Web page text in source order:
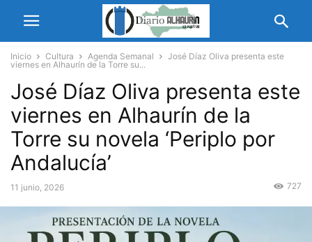
Inicio Cultura Agenda Semanal
José Díaz Oliva presenta este
viernes en Alhaurín de la Torre su...
José Díaz Oliva presenta este
viernes en Alhaurín de la
Torre su novela ‘Periplo por
Andalucía’
11 junio, 2026 727